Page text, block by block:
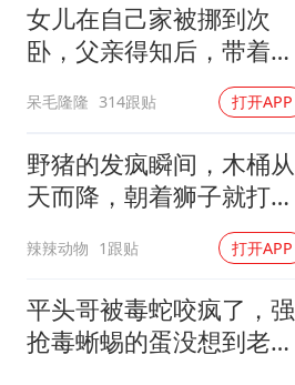
女儿在自己家被挪到次
卧，父亲得知后，带着中
呆毛隆隆 314跟贴 打开APP
野猪的发疯瞬间，木桶从
天而降，朝着狮子就打去
辣辣动物 1跟贴 打开APP
平头哥被毒蛇咬疯了，强
抢毒蜥蜴的蛋没想到老婆